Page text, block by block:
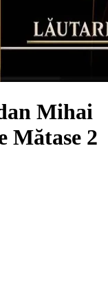
Mihai
Mătase 2